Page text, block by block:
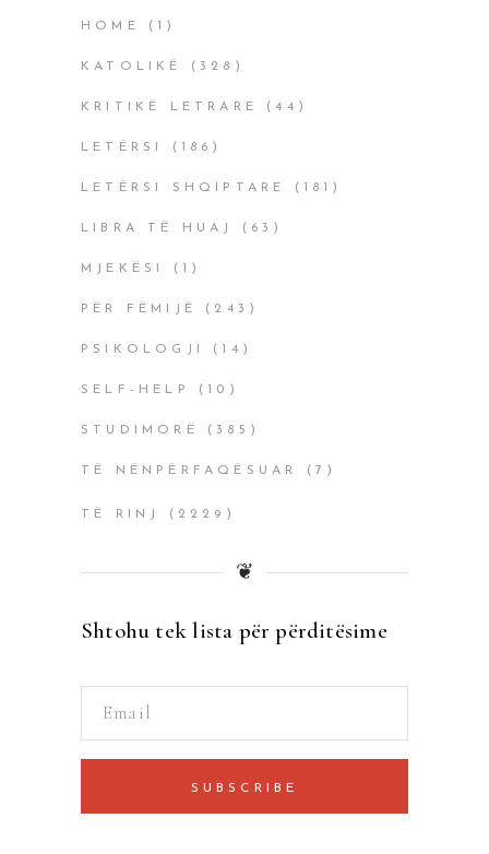
HOME (1)
KATOLIKË (328)
KRITIKË LETRARE (44)
LETËRSI (186)
LETËRSI SHQIPTARE (181)
LIBRA TË HUAJ (63)
MJEKËSI (1)
PËR FËMIJË (243)
PSIKOLOGJI (14)
SELF-HELP (10)
STUDIMORË (385)
TË NËNPËRFAQËSUAR (7)
TË RINJ (2229)
❦
Shtohu tek lista për përditësime
SUBSCRIBE